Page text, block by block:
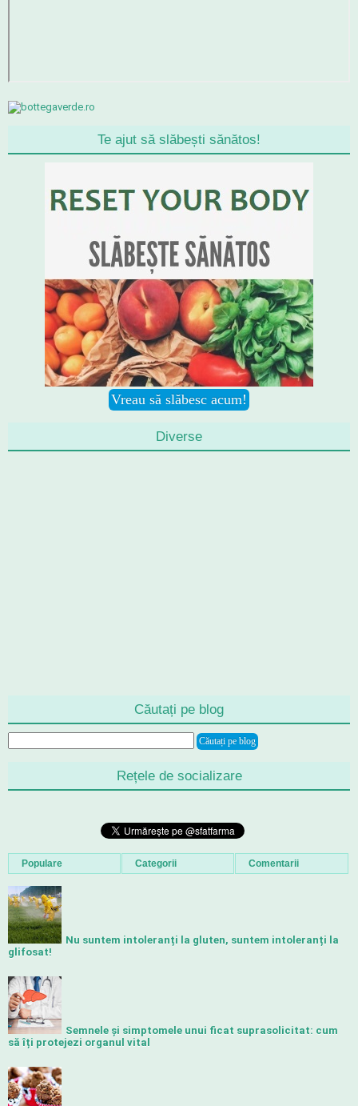
Te ajut să slăbești sănătos!
Diverse
Căutați pe blog
Rețele de socializare
Populare Categorii Comentarii
Nu suntem intoleranți la gluten, suntem intoleranți la
glifosat!
Semnele și simptomele unui ficat suprasolicitat: cum
să îți protejezi organul vital